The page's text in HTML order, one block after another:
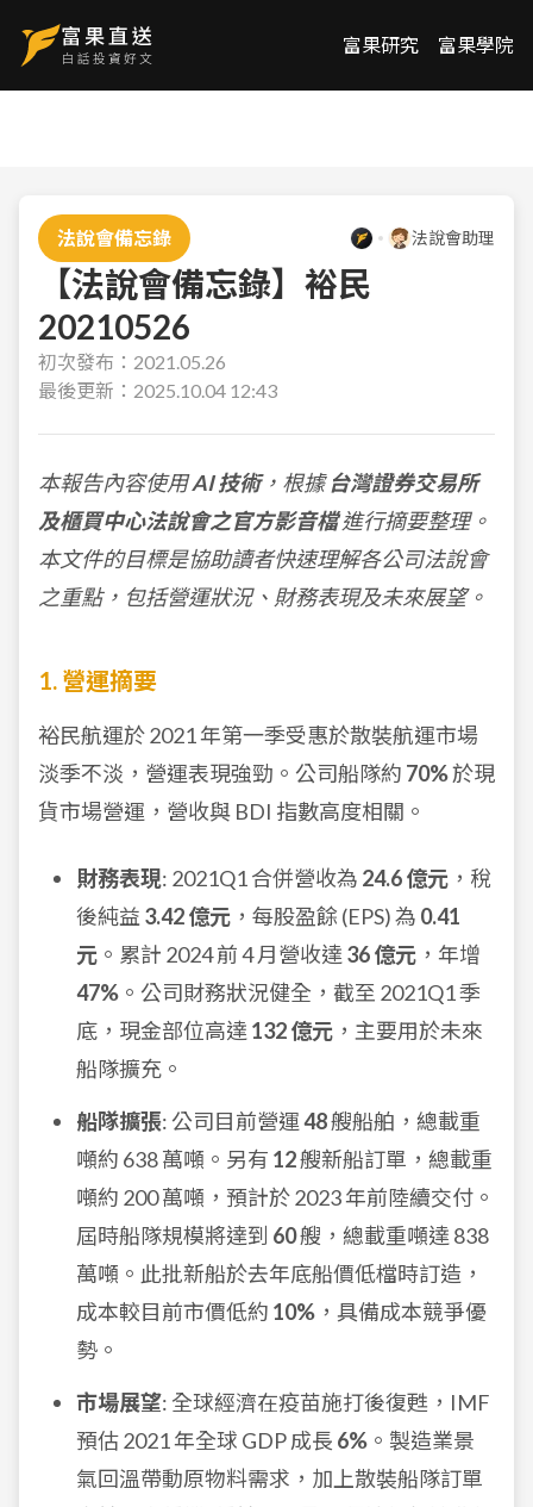
富果研究 富果學院
法說會備忘錄 法說會助理
【法說會備忘錄】裕民
20210526
初次發布： 2021.05.26
最後更新： 2025.10.04 12:43
本報告內容使用AI 技術，根據台灣證券交易所
及櫃買中心法說會之官方影音檔進行摘要整理。
本文件的目標是協助讀者快速理解各公司法說會
之重點，包括營運狀況、財務表現及未來展望。
1. 營運摘要
裕民航運於 2021 年第一季受惠於散裝航運市場
淡季不淡，營運表現強勁。公司船隊約 70%於現
貨市場營運，營收與 BDI 指數高度相關。
財務表現: 2021Q1 合併營收為 24.6 億元 ，稅
後純益 3.42 億元 ，每股盈餘 (EPS) 為 0.41
元 。累計 2024 前 4 月營收達 36 億元 ，年增
47% 。公司財務狀況健全，截至 2021Q1 季
底，現金部位高達 132 億元 ，主要用於未來
船隊擴充。
船隊擴張: 公司目前營運48艘船舶，總載重
噸約 638 萬噸。另有 12艘新船訂單，總載重
噸約 200 萬噸，預計於 2023 年前陸續交付。
屆時船隊規模將達到 60艘，總載重噸達 838
萬噸。此批新船於去年底船價低檔時訂造，
成本較目前市價低約 10% ，具備成本競爭優
勢。
市場展望: 全球經濟在疫苗施打後復甦，IMF
預估 2021 年全球 GDP 成長 6% 。製造業景
氣回溫帶動原物料需求，加上散裝船隊訂單